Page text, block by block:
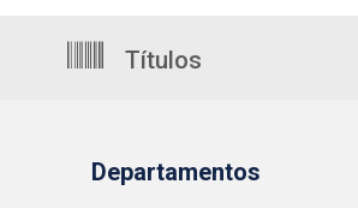
Títulos
Departamentos